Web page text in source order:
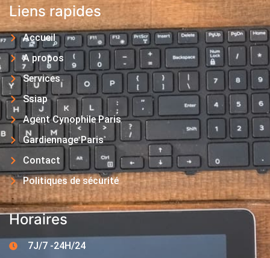
Liens rapides
Accueil
A propos
Services
Ssiap
Agent Cynophile Paris
Gardiennage Paris
Contact
Politiques de sécurité
Horaires
7J/7 -24H/24